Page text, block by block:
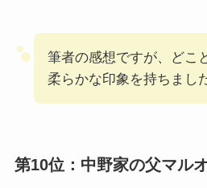
筆者の感想ですが、どこ
柔らかな印象を持ちまし
第10位：中野家の父マル